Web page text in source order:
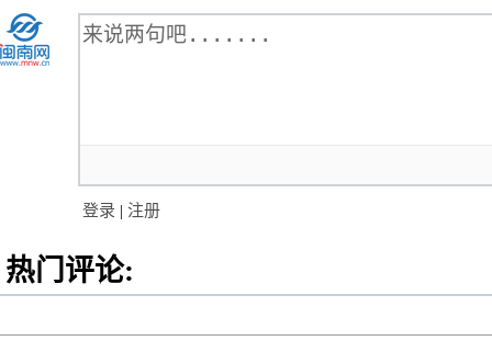
登录 | 注册
热门评论: